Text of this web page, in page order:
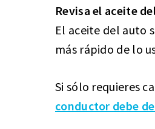
Revisa el aceite
El aceite del auto
más rápido de lo
Si sólo requieres
conductor debe